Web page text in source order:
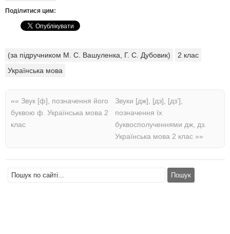
Поділитися цим:
(за підручником М. С. Вашуленка, Г. С. Дубовик)
2 клас
Українська мова
«« Звук [ф], позначення його
буквою ф. Українська мова 2
клас
Звуки [дж], [дз], [дз’],
позначення їх
буквосполученнями дж, дз.
Українська мова 2 клас »»